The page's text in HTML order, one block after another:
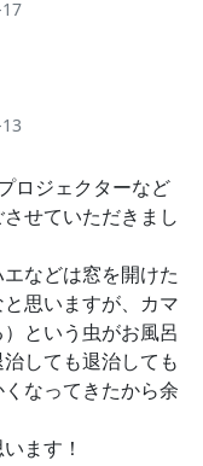
ロジェクターなど
せていただきまし
などは窓を開けた
思いますが、カマ
という虫がお風呂
しても退治しても
なってきたから余
ます！